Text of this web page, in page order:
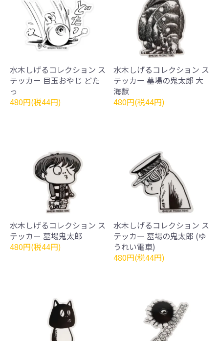
水木しげるコレクション ス
テッカー 目玉おやじ どた
っ
480円(税44円)
水木しげるコレクション ス
テッカー 墓場の鬼太郎 大
海獣
480円(税44円)
水木しげるコレクション ス
テッカー 墓場鬼太郎
480円(税44円)
水木しげるコレクション ス
テッカー 墓場の鬼太郎 (ゆ
うれい電車)
480円(税44円)